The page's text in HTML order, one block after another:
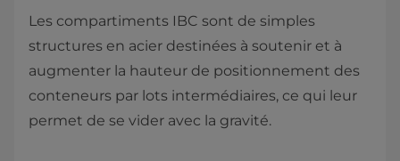
Les compartiments IBC sont de simples
structures en acier destinées à soutenir et à
augmenter la hauteur de positionnement des
conteneurs par lots intermédiaires, ce qui leur
permet de se vider avec la gravité.